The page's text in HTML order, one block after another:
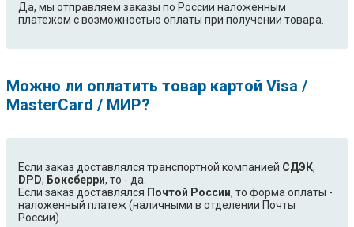
Да, мы отправляем заказы по России наложенным
платежом с возможностью оплаты при получении товара.
Можно ли оплатить товар картой Visa /
MasterCard / МИР?
Если заказ доставлялся транспортной компанией СДЭК,
DPD, Боксберри, то - да.
Если заказ доставлялся Почтой России, то форма оплаты -
наложенный платеж (наличными в отделении Почты
России).